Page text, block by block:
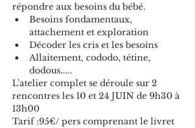
répondre aux besoins du bébé.
Besoins fondamentaux,
attachement et exploration
Décoder les cris et les besoins
Allaitement, cododo, tétine,
dodous.....
L'atelier complet se déroule sur 2
rencontres les 10 et 24 JUIN de 9h30 à
13h00
Tarif :95€/ pers comprenant le livret